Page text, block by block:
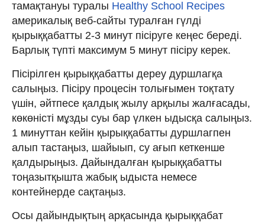
тамақтануы туралы Healthy School Recipes
америкалық веб-сайты туралған гүлді
қырыққабатты 2-3 минут пісіруге кеңес береді.
Барлық түпті максимум 5 минут пісіру керек.
Пісірілген қырыққабатты дереу дуршлагқа
салыңыз. Пісіру процесін толығымен тоқтату
үшін, әйтпесе қалдық жылу арқылы жалғасады,
көкөністі мұзды суы бар үлкен ыдысқа салыңыз.
1 минуттан кейін қырыққабатты дуршлагпен
алып тастаңыз, шайыып, су ағып кеткенше
қалдырыңыз. Дайындалған қырыққабатты
тоңазытқышта жабық ыдыста немесе
контейнерде сақтаңыз.
Осы дайындықтың арқасында қырыққабат